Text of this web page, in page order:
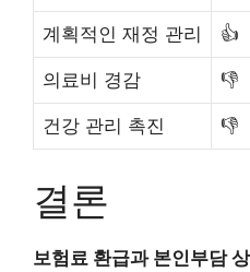
계획적인 재정 관리 👍
의료비 경감 👎
건강 관리 촉진 👎
결론
보험료 환급과 본인부담